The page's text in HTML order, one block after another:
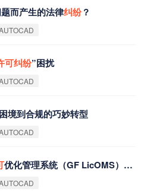
而产生的法律纠纷？
可纠纷”困扰
境到合规的巧妙转型
优化管理系统（GF LicOMS）的解决之道